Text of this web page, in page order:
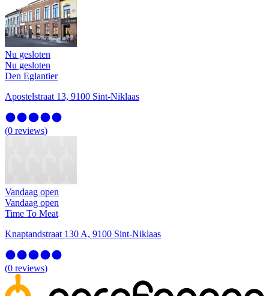
Nu gesloten
Nu gesloten
Den Eglantier
Apostelstraat 13, 9100 Sint-Niklaas
(0 reviews)
Vandaag open
Vandaag open
Time To Meat
Knaptandstraat 130 A, 9100 Sint-Niklaas
(0 reviews)